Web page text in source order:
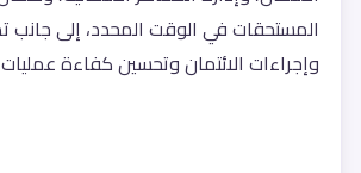
وإجراءات الائتمان وتحسين كفاءة